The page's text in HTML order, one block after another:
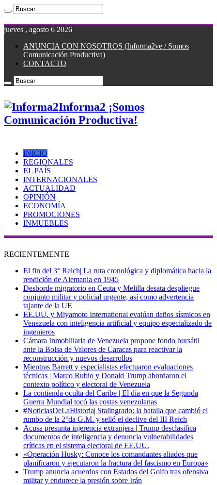
jueves , agosto 6 2026
ANUNCIA CON NOSOTROS (Informa2ve / Somos
Comunicación Productiva)
CONTACTO
Informa2 ¡Somos
Comunicación Productiva!
INICIO
REGIONALES
EL PAÍS
INTERNACIONALES
ACTUALIDAD
OPINIÓN
ECONOMÍA
PROMOCIONES
INMUEBLES
RECIENTEMENTE
El fin del 3° Reich| La ruta cronológica y diplomática hacia la
rendición de Alemania en 1945
Desborde migratorio en Ceuta y Melilla desata despliegue
conjunto militar y policial urgente, así como advertencia
tajante de la UE
EE.UU. y Miyamoto International evalúan daños sísmicos en
Venezuela con inteligencia artificial y equipo especializado de
ingenieros
Cámara Inmobiliaria de Venezuela propone fondo bursátil
ante la Bolsa de Valores de Caracas para reactivar la
reconstrucción y nuevos desarrollos
Mientras Barrett y especialistas efectuaron evaluaciones
técnicas | Marco Rubio y Donald Trump abordaron el
contexto político y electoral de Venezuela
La contienda oculta del Caribe | El día en que la Segunda
Guerra Mundial tocó las costas venezolanas
#NoticiasDeLaHistoria| Stalingrado: la batalla que cambió el
rumbo de la 2°da G.M. y selló el declive del III Reich
Acusa presunta injerencia extranjera | Trump desclasifica
documentos de inteligencia y denuncia vulnerabilidades
críticas en el sistema electoral de EE.UU.
«Operación Husky: Conoce los comandantes aliados que
planificaron y ejecutaron la fractura del fascismo en Europa»
Trump anuncia acuerdos con Estados del Golfo tras ofensiva
militar y endurece la presión sobre Irán